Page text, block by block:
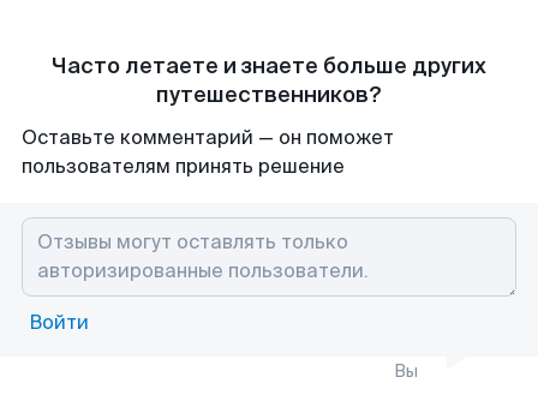
Часто летаете и знаете больше других
путешественников?
Оставьте комментарий — он поможет
пользователям принять решение
Войти
Вы